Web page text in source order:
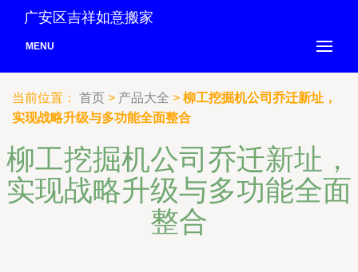
广安区吉祥如意搬家
MENU
当前位置： 首页 > 产品大全 > 柳工挖掘机公司乔迁新址，
实现战略升级与多功能全面整合
柳工挖掘机公司乔迁新址，
实现战略升级与多功能全面
整合